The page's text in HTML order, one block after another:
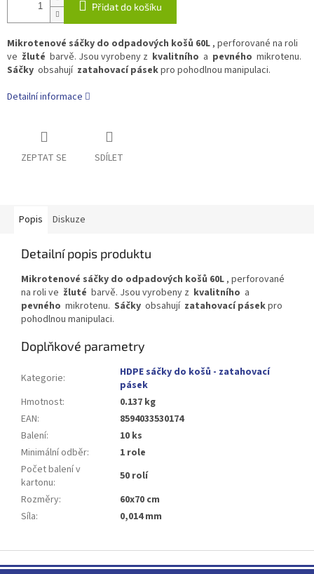
Přidat do košíku
Mikrotenové sáčky do odpadových košů 60L, perforované na roli
ve žluté barvě. Jsou vyrobeny z kvalitního a pevného mikrotenu.
Sáčky obsahují zatahovací pásekpro pohodlnou manipulaci.
Detailní informace
ZEPTAT SE SDÍLET
Popis Diskuze
Detailní popis produktu
Mikrotenové sáčky do odpadových košů 60L, perforované
na roli ve žluté barvě. Jsou vyrobeny z kvalitního a
pevného mikrotenu. Sáčky obsahují zatahovací pásekpro
pohodlnou manipulaci.
Doplňkové parametry
Kategorie:
HDPE sáčky do košů - zatahovací
pásek
Hmotnost:
0.137 kg
EAN:
8594033530174
Balení:
10 ks
Minimální odběr:
1 role
Počet balení v
kartonu:
50 rolí
Rozměry:
60x70 cm
Síla: 0,014 mm